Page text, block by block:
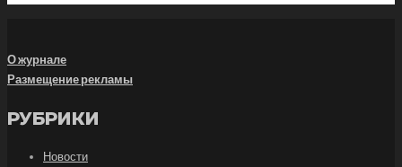
О журнале
Размещение рекламы
РУБРИКИ
Новости